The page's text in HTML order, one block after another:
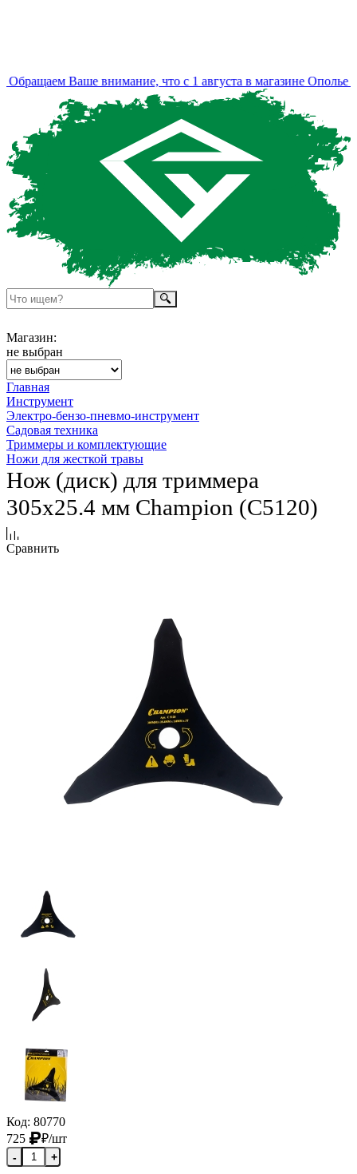
Ваше внимание, что с 1 августа в магазине Ополье
Магазин:
не выбран
Главная
Инструмент
Электро-бензо-пневмо-инструмент
Садовая техника
Триммеры и комплектующие
Ножи для жесткой травы
Нож (диск) для триммера
305х25.4 мм Champion (C5120)
Сравнить
Код: 80770
725
₽/шт
- +